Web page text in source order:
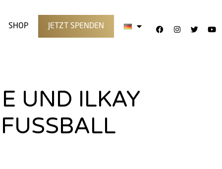
SHOP JETZT SPENDEN
UND ILKAY